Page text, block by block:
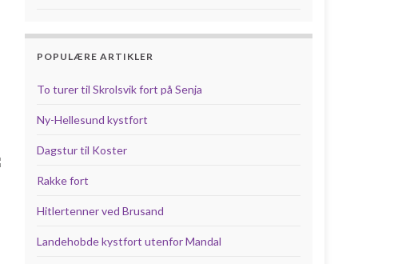
POPULÆRE ARTIKLER
To turer til Skrolsvik fort på Senja
Ny-Hellesund kystfort
Dagstur til Koster
Rakke fort
Hitlertenner ved Brusand
Landehobde kystfort utenfor Mandal